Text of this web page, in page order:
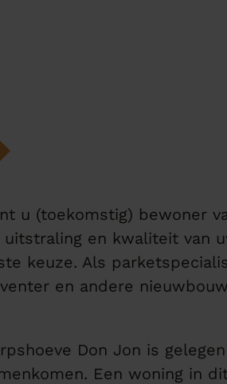
u (toekomstig) bewoner
uitstraling en kwaliteit van
keuze. Als
en andere
Don Jon is
Een woning in